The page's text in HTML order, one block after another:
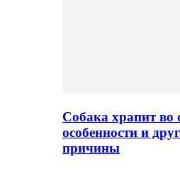
Собака храпит во
особенности и
причины